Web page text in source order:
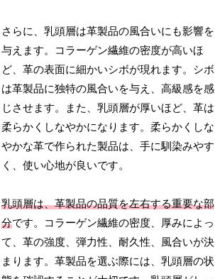
さらに、乳頭層は革製品の風合いにも影響を
与えます。コラーゲン繊維の密度が高いほ
ど、革の表面に細かいシボが現れます。シボ
は革製品に独特の風合いを与え、高級感を感
じさせます。また、乳頭層が厚いほど、革は
柔らかくしなやかになります。柔らかくしな
やかな革で作られた製品は、手に馴染みやす
く、使い心地が良いです。
乳頭層は、革製品の品質を左右する重要な部
分です。コラーゲン繊維の密度、厚みによっ
て、革の強度、弾力性、耐久性、風合いが決
まります。革製品を選ぶ際には、乳頭層の状